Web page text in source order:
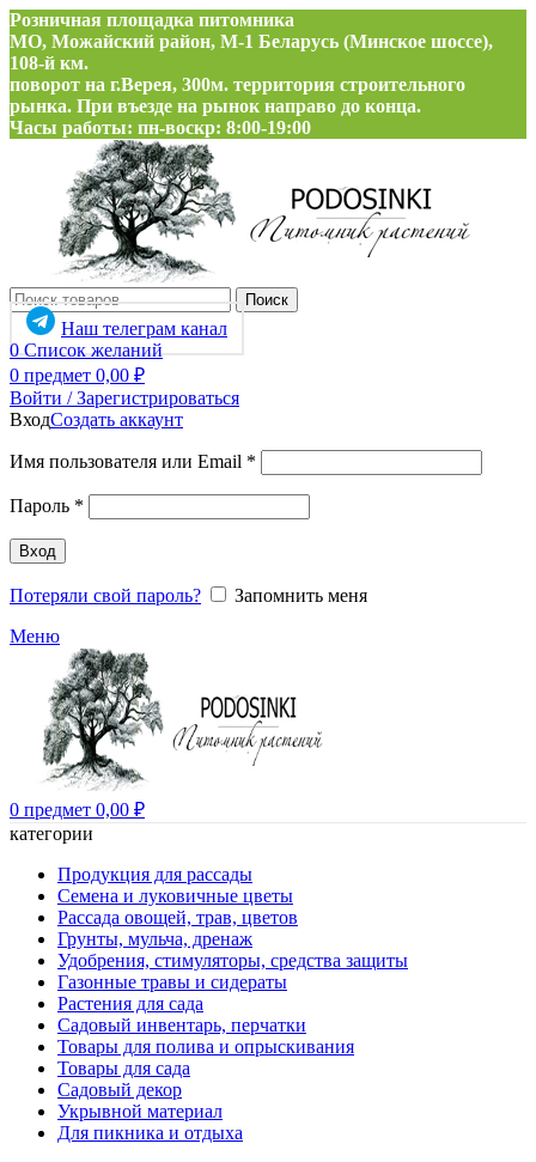
Розничная площадка питомника
МО, Можайский район, М-1 Беларусь (Минское шоссе),
108-й км.
поворот на г.Верея, 300м. территория строительного
рынка. При въезде на рынок направо до конца.
Часы работы: пн-воскр: 8:00-19:00
Поиск
Наш телеграм канал
0 Список желаний
0 предмет 0,00 ₽
Войти / Зарегистрироваться
ВходСоздать аккаунт
Имя пользователя или Email *
Пароль *
Вход
Потеряли свой пароль?
Запомнить меня
Меню
0 предмет 0,00 ₽
категории
Продукция для рассады
Семена и луковичные цветы
Рассада овощей, трав, цветов
Грунты, мульча, дренаж
Удобрения, стимуляторы, средства защиты
Газонные травы и сидераты
Растения для сада
Садовый инвентарь, перчатки
Товары для полива и опрыскивания
Товары для сада
Садовый декор
Укрывной материал
Для пикника и отдыха